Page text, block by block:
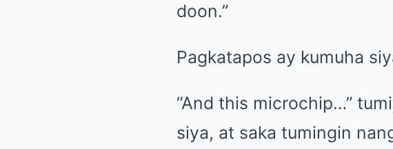
doon.”
Pagkatapos ay kumuha
“And this microchip…”
siya, at saka tumingin